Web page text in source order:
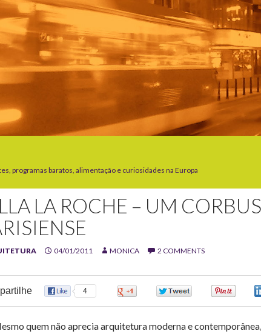
programas baratos, alimentação e curiosidades na Europa
LA ROCHE – UM
04/01/2011 MONICA 2 COMMENTS
4
quem não aprecia arquitetura moderna e